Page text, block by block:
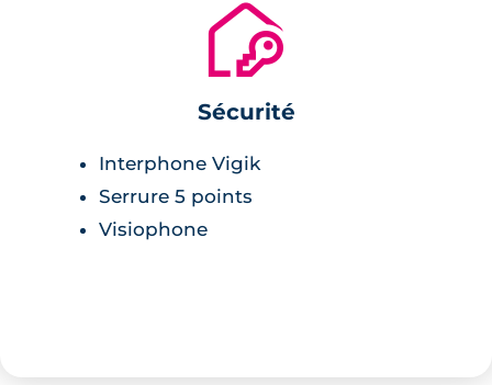
🔐
Sécurité
Interphone Vigik
Serrure 5 points
Visiophone